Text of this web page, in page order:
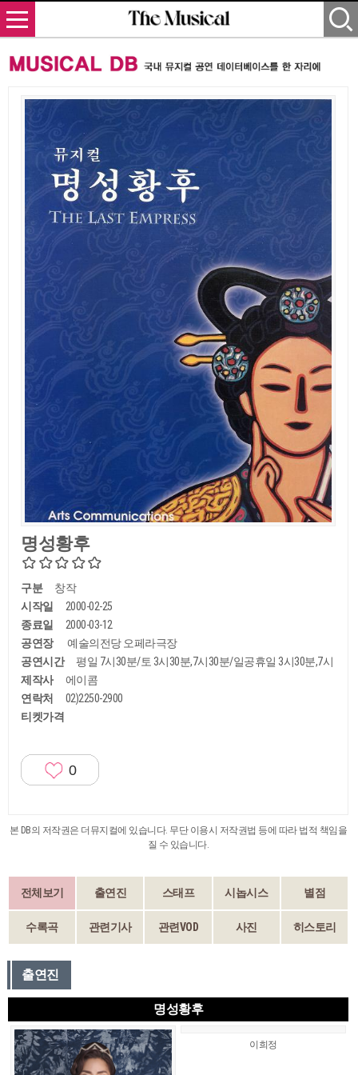
명성황후
구분
창작
시작일
2000-02-25
종료일
2000-03-12
공연장
예술의전당 오페라극장
공연시간
평일 7시30분/토 3시30분,7시30분/일공휴일 3시30분,7시
제작사
에이콤
연락처
02)2250-2900
티켓가격
0
본 DB의 저작권은 더뮤지컬에 있습니다. 무단 이용시 저작권법 등에 따라 법적 책임을
질 수 있습니다.
전체보기 출연진 스태프 시놉시스 별점
수록곡 관련기사 관련VOD 사진 히스토리
출연진
명성황후
이희정